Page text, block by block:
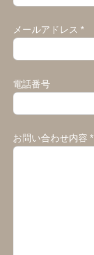
メールアドレス*
電話番号
お問い合わせ内容*